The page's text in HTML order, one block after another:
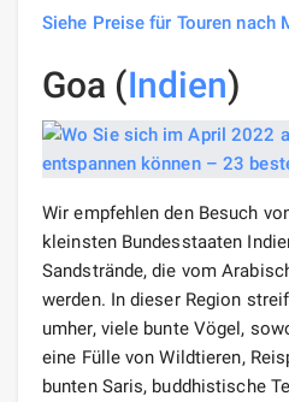
Siehe Preise für Touren nach
Goa (Indien)
Wir empfehlen den Besuch
kleinsten Bundesstaaten
Sandstrände, die vom
werden. In dieser Region
umher, viele bunte Vögel,
eine Fülle von Wildtieren,
bunten Saris, buddhistische